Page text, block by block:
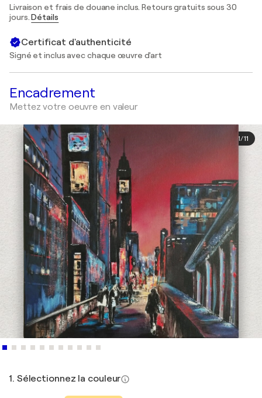
Livraison et frais de douane inclus. Retours gratuits sous 30
jours.Détails
Certificat d'authenticité
Signé et inclus avec chaque œuvre d'art
Encadrement
Mettez votre oeuvre en valeur
1/11
1. Sélectionnez la couleur